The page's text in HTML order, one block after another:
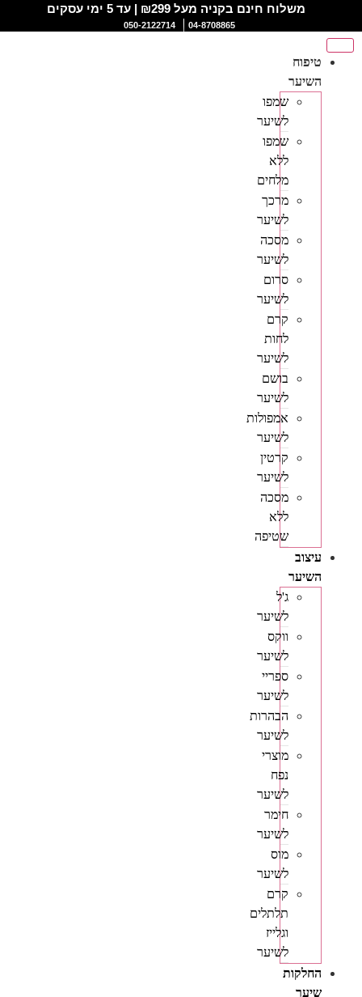
משלוח חינם בקניה מעל ₪299 | עד 5 ימי עסקים
04-8708865
050-2122714
טיפוח
השיער
שמפו
לשיער
שמפו
ללא
מלחים
מרכך
לשיער
מסכה
לשיער
סרום
לשיער
קרם
לחות
לשיער
בושם
לשיער
אמפולות
לשיער
קרטין
לשיער
מסכה
ללא
שטיפה
עיצוב
השיער
ג'ל
לשיער
ווקס
לשיער
ספריי
לשיער
הבהרות
לשיער
מוצרי
נפח
לשיער
חימר
לשיער
מוס
לשיער
קרם
תלתלים
וגלייז
לשיער
החלקות
שיער